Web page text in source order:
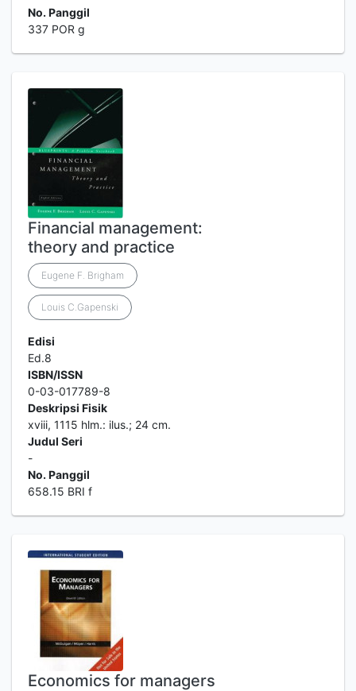
No. Panggil
337 POR g
Financial management:
theory and practice
Eugene F. Brigham
Louis C.Gapenski
Edisi
Ed.8
ISBN/ISSN
0-03-017789-8
Deskripsi Fisik
xviii, 1115 hlm.: ilus.; 24 cm.
Judul Seri
-
No. Panggil
658.15 BRI f
Economics for managers